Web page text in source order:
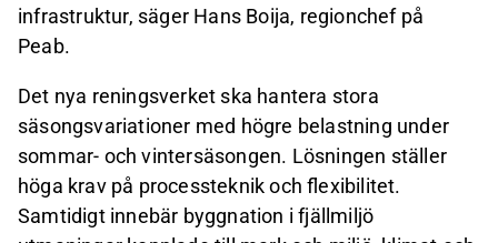
infrastruktur, säger Hans Boija, regionchef på
Peab.
Det nya reningsverket ska hantera stora
säsongsvariationer med högre belastning under
sommar- och vintersäsongen. Lösningen ställer
höga krav på processteknik och flexibilitet.
Samtidigt innebär byggnation i fjällmiljö